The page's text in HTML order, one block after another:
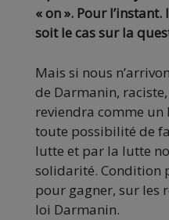
« on ». Pour l’instant.
soit le cas sur la
Mais si nous
de Darmanin,
reviendra comme
toute possibilité de
lutte et par la lutte
solidarité. Condition
pour gagner, sur les
loi Darmanin.